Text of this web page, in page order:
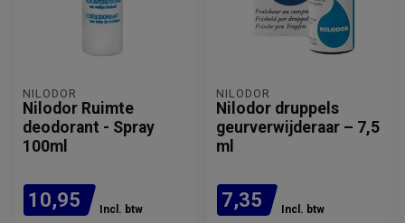
NILODOR
Nilodor Ruimte
deodorant - Spray
100ml
10,95 Incl. btw
NILODOR
Nilodor druppels
geurverwijderaar – 7,5
ml
7,35 Incl. btw